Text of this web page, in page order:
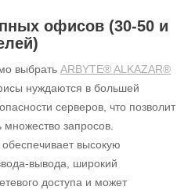
офисов (30-50 и
выбрать ARBYTE® ALKAZAR®
нуждаются в большей
серверов, что позволит
запросов.
высокую
вывода, широкий
доступа и может